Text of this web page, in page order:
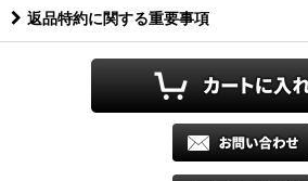
返品特約に関する重要事項